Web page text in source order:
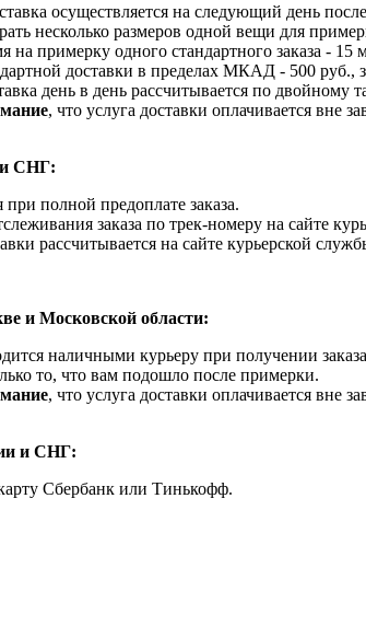
осуществляется на следующий день
несколько размеров одной вещи для
на примерку одного стандартного заказа - 15
доставки в пределах МКАД - 500
день в день рассчитывается по двойному
, что услуга доставки оплачивается вне
и СНГ:
при полной предоплате заказа.
заказа по трек-номеру на сайте
рассчитывается на сайте курьерской
и Московской области:
наличными курьеру при получении
то, что вам подошло после примерки.
, что услуга доставки оплачивается вне
и СНГ:
Сбербанк или Тинькофф.